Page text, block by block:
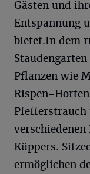
Gästen und
Entspannung
bietet.In dem
Pflanzen wie
Rispen-
Küppers.
ermöglichen